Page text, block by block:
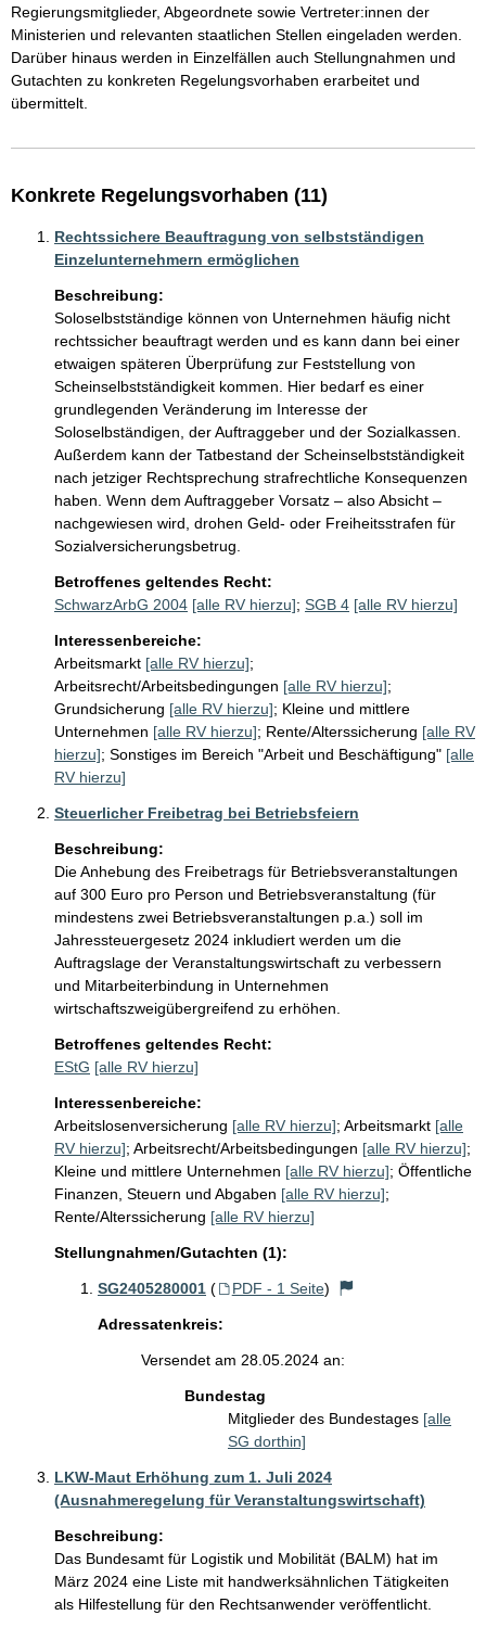
Regierungsmitglieder, Abgeordnete sowie Vertreter:innen der
Ministerien und relevanten staatlichen Stellen eingeladen werden.
Darüber hinaus werden in Einzelfällen auch Stellungnahmen und
Gutachten zu konkreten Regelungsvorhaben erarbeitet und
übermittelt.
Konkrete Regelungsvorhaben (11)
Rechtssichere Beauftragung von selbstständigen
Einzelunternehmern ermöglichen
Beschreibung:
Soloselbstständige können von Unternehmen häufig nicht
rechtssicher beauftragt werden und es kann dann bei einer
etwaigen späteren Überprüfung zur Feststellung von
Scheinselbstständigkeit kommen. Hier bedarf es einer
grundlegenden Veränderung im Interesse der
Soloselbständigen, der Auftraggeber und der Sozialkassen.
Außerdem kann der Tatbestand der Scheinselbstständigkeit
nach jetziger Rechtsprechung strafrechtliche Konsequenzen
haben. Wenn dem Auftraggeber Vorsatz – also Absicht –
nachgewiesen wird, drohen Geld- oder Freiheitsstrafen für
Sozialversicherungsbetrug.
Betroffenes geltendes Recht:
SchwarzArbG 2004 [alle RV hierzu]; SGB 4 [alle RV hierzu]
Interessenbereiche:
Arbeitsmarkt [alle RV hierzu];
Arbeitsrecht/Arbeitsbedingungen [alle RV hierzu];
Grundsicherung [alle RV hierzu]; Kleine und mittlere
Unternehmen [alle RV hierzu]; Rente/Alterssicherung [alle RV
hierzu]; Sonstiges im Bereich "Arbeit und Beschäftigung" [alle
RV hierzu]
Steuerlicher Freibetrag bei Betriebsfeiern
Beschreibung:
Die Anhebung des Freibetrags für Betriebsveranstaltungen
auf 300 Euro pro Person und Betriebsveranstaltung (für
mindestens zwei Betriebsveranstaltungen p.a.) soll im
Jahressteuergesetz 2024 inkludiert werden um die
Auftragslage der Veranstaltungswirtschaft zu verbessern
und Mitarbeiterbindung in Unternehmen
wirtschaftszweigübergreifend zu erhöhen.
Betroffenes geltendes Recht:
EStG [alle RV hierzu]
Interessenbereiche:
Arbeitslosenversicherung [alle RV hierzu]; Arbeitsmarkt [alle
RV hierzu]; Arbeitsrecht/Arbeitsbedingungen [alle RV hierzu];
Kleine und mittlere Unternehmen [alle RV hierzu]; Öffentliche
Finanzen, Steuern und Abgaben [alle RV hierzu];
Rente/Alterssicherung [alle RV hierzu]
Stellungnahmen/Gutachten (1):
SG2405280001 ( PDF - 1 Seite)
Adressatenkreis:
Versendet am 28.05.2024 an:
Bundestag
Mitglieder des Bundestages [alle
SG dorthin]
LKW-Maut Erhöhung zum 1. Juli 2024
(Ausnahmeregelung für Veranstaltungswirtschaft)
Beschreibung:
Das Bundesamt für Logistik und Mobilität (BALM) hat im
März 2024 eine Liste mit handwerksähnlichen Tätigkeiten
als Hilfestellung für den Rechtsanwender veröffentlicht.